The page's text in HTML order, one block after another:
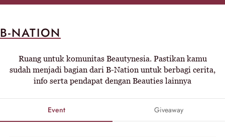
B-NATION
Ruang untuk komunitas Beautynesia. Pastikan kamu
sudah menjadi bagian dari B-Nation untuk berbagi cerita,
info serta pendapat dengan Beauties lainnya
Event Giveaway